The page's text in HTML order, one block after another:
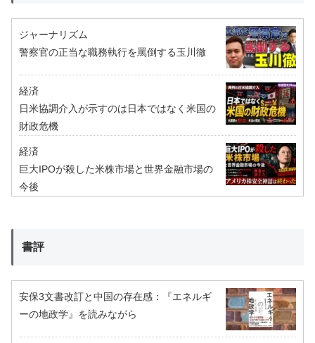
ジャーナリズム
警察官の正当な職務執行を罵倒する玉川徹
経済
日米協調介入が示すのは日本ではなく米国の
財政危機
経済
巨大IPOが殺した米株市場と世界金融市場の
今後
書評
安保3文書改訂と中国の存在感：『エネルギ
ーの地政学』を読みながら